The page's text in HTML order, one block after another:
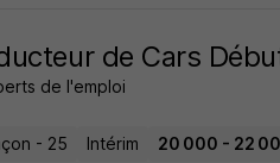
de Cars
de l'emploi
- 25 Intérim 20 000 - 22